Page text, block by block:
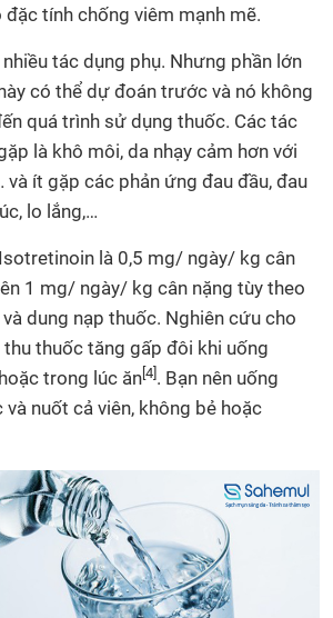
đặc tính chống viêm mạnh mẽ.
tác dụng phụ. Nhưng phần lớn
có thể dự đoán trước và nó không
quá trình sử dụng thuốc. Các tác
là khô môi, da nhạy cảm hơn với
và ít gặp các phản ứng đau đầu, đau
lo lắng,…
là 0,5 mg/ ngày/ kg cân
1 mg/ ngày/ kg cân nặng tùy theo
dung nạp thuốc. Nghiên cứu cho
thu thuốc tăng gấp đôi khi uống
trong lúc ăn [4] . Bạn nên uống
nuốt cả viên, không bẻ hoặc